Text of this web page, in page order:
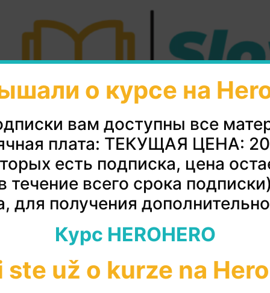
"РАЗГОВОРник"
о курсе на
вам доступны все
плата: ТЕКУЩАЯ ЦЕНА:
есть подписка, цена
течение всего срока
для получения
Курс HEROHERO
ste už o kurze na